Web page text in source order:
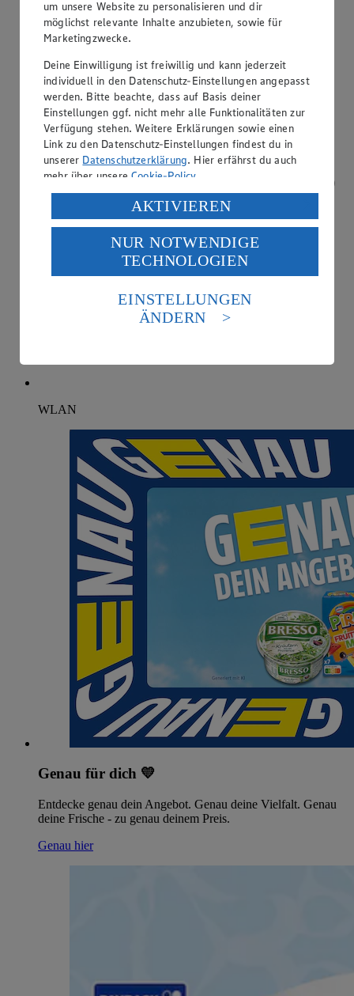
WLAN
Genau für dich 💛
Entdecke genau dein Angebot. Genau deine Vielfalt. Genau
deine Frische - zu genau deinem Preis.
Genau hier
um unsere Website zu personalisieren und dir
möglichst relevante Inhalte anzubieten, sowie für
Marketingzwecke.
Deine Einwilligung ist freiwillig und kann jederzeit
individuell in den Datenschutz-Einstellungen angepasst
werden. Bitte beachte, dass auf Basis deiner
Einstellungen ggf. nicht mehr alle Funktionalitäten zur
Verfügung stehen. Weitere Erklärungen sowie einen
Link zu den Datenschutz-Einstellungen findest du in
unserer Datenschutzerklärung. Hier erfährst du auch
mehr über unsereCookie-Policy.
Verarbeitung deiner personenbezogenen Daten in den
USA durch Facebook und YouTube:
Wenn du auf „Aktivieren“ klickst, willigst du im Sinne
des Art. 49 Abs. 1 Satz 1 lit. a) DSGVO ein, dass deine
Daten in den USA verarbeitet werden. Der EuGH sieht
die USA als Land mit einem nach europäischen
Standards nicht angemessenen Datenschutzniveau an.
Es besteht das Risiko eines Zugriffs durch US-
Informationen zum Herausgeber der Seite findest du
AKTIVIEREN
NUR NOTWENDIGE
TECHNOLOGIEN
EINSTELLUNGEN
ÄNDERN